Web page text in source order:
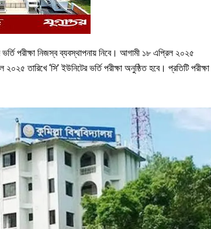
পরীক্ষা নিজস্ব ব্যবস্থাপনায় নিবে। আগামী ১৮ এপ্রিল ২০২৫
তারিখে ‘সি’ ইউনিটের ভর্তি পরীক্ষা অনুষ্ঠিত হবে। প্রতিটি পরীক্ষা